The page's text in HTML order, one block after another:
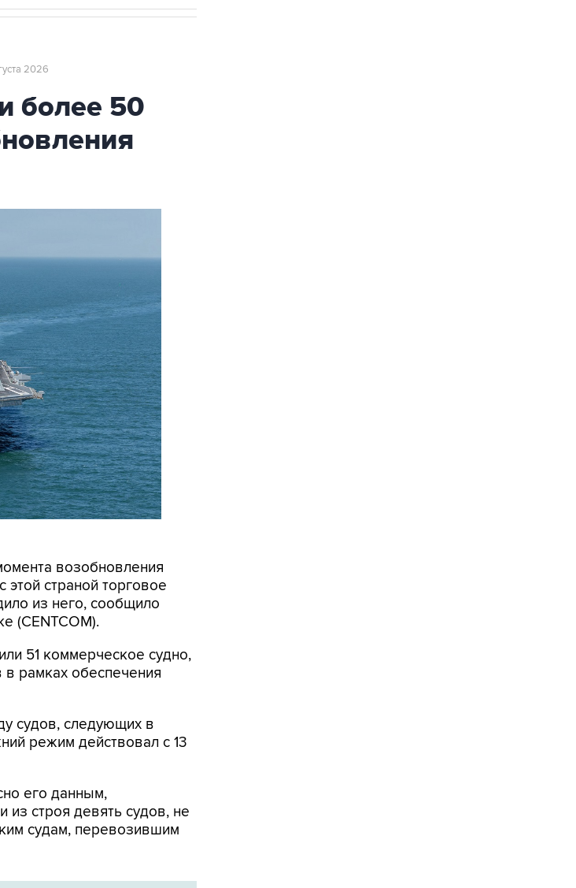
2026
более 50
возобновления
страной торговое
из него, сообщило
(CENTCOM).
51 коммерческое судно,
рамках обеспечения
судов, следующих в
режим действовал с 13
его данным,
строя девять судов, не
судам, перевозившим